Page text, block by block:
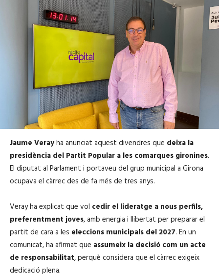
Jaume Verayha anunciat aquest divendres que deixa la
presidència del Partit Popular a les comarques gironines.
El diputat al Parlament i portaveu del grup municipal a Girona
ocupava el càrrec des de fa més de tres anys.
Veray ha explicat que vol cedir el lideratge a nous perfils,
preferentment joves, amb energia i llibertat per preparar el
partit de cara a les eleccions municipals del 2027. En un
comunicat, ha afirmat que assumeix la decisió com un acte
de responsabilitat, perquè considera que el càrrec exigeix
dedicació plena.